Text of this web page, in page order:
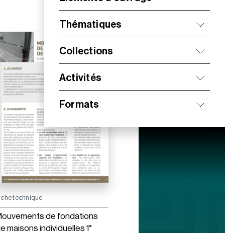
Thématiques
Collections
Activités
Formats
technique
de fondations
maisons individuelles 1°